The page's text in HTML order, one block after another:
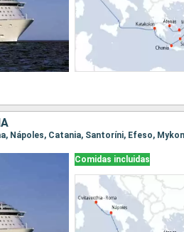
Nápoles, Catania, Santoríni, Efeso,
Comidas incluidas